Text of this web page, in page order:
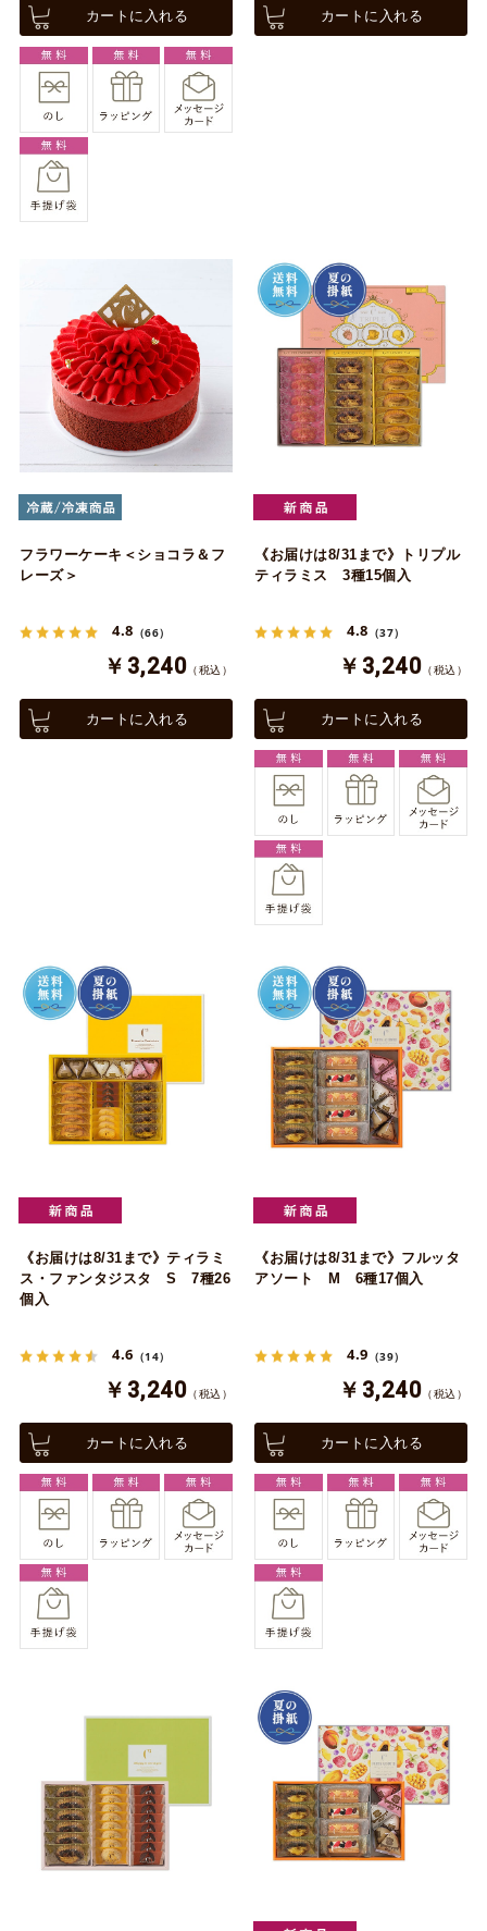
カートに入れる カートに入れる
フラワーケーキ＜ショコラ＆フ
レーズ＞
4.8 （66）
￥3,240 （税込）
カートに入れる
《お届けは8/31まで》トリプル
ティラミス 3種15個入
4.8 （37）
￥3,240 （税込）
カートに入れる
《お届けは8/31まで》ティラミ
ス・ファンタジスタ S 7種26
個入
4.6 （14）
￥3,240 （税込）
カートに入れる
《お届けは8/31まで》フルッタ
アソート M 6種17個入
4.9 （39）
￥3,240 （税込）
カートに入れる